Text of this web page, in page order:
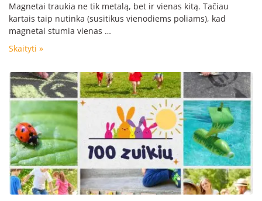
Magnetai traukia ne tik metalą, bet ir vienas kitą. Tačiau
kartais taip nutinka (susitikus vienodiems poliams), kad
magnetai stumia vienas …
Skaityti »